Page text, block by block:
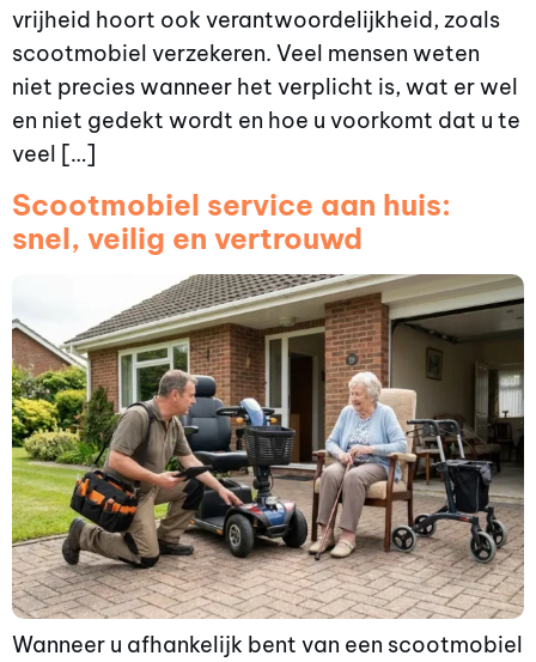
vrijheid hoort ook verantwoordelijkheid, zoals
scootmobiel verzekeren. Veel mensen weten
niet precies wanneer het verplicht is, wat er wel
en niet gedekt wordt en hoe u voorkomt dat u te
veel […]
Scootmobiel service aan huis:
snel, veilig en vertrouwd
Wanneer u afhankelijk bent van een scootmobiel